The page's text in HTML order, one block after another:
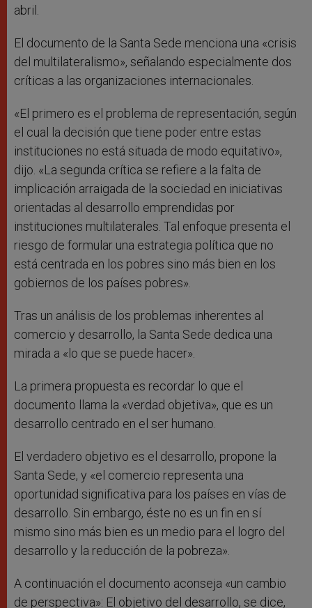
abril.
El documento de la Santa Sede menciona una «crisis
del multilateralismo», señalando especialmente dos
críticas a las organizaciones internacionales.
«El primero es el problema de representación, según
el cual la decisión que tiene poder entre estas
instituciones no está situada de modo equitativo»,
dijo. «La segunda crítica se refiere a la falta de
implicación arraigada de la sociedad en iniciativas
orientadas al desarrollo emprendidas por
instituciones multilaterales. Tal enfoque presenta el
riesgo de formular una estrategia política que no
está centrada en los pobres sino más bien en los
gobiernos de los países pobres».
Tras un análisis de los problemas inherentes al
comercio y desarrollo, la Santa Sede dedica una
mirada a «lo que se puede hacer».
La primera propuesta es recordar lo que el
documento llama la «verdad objetiva», que es un
desarrollo centrado en el ser humano.
El verdadero objetivo es el desarrollo, propone la
Santa Sede, y «el comercio representa una
oportunidad significativa para los países en vías de
desarrollo. Sin embargo, éste no es un fin en sí
mismo sino más bien es un medio para el logro del
desarrollo y la reducción de la pobreza».
A continuación el documento aconseja «un cambio
de perspectiva»: El objetivo del desarrollo, se dice,